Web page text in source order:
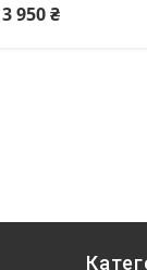
3 950 ₴